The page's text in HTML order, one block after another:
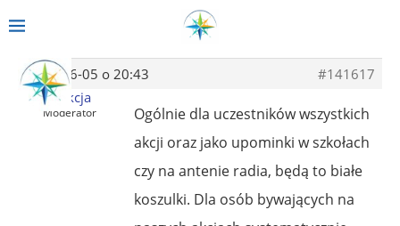
2014-06-05 o 20:43
#141617
Redakcja
Moderator
Ogólnie dla uczestników wszystkich
akcji oraz jako upominki w szkołach
czy na antenie radia, będą to białe
koszulki. Dla osób bywających na